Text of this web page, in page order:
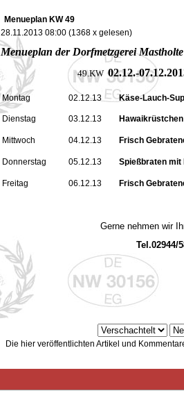
Menueplan KW 49
28.11.2013 08:00 (1368 x gelesen)
Menueplan der Dorfmetzgerei
49.KW02.12.-07
Montag 02.12.13 Käse-Lauch-
Dienstag 03.12.13 Hawaikrüstchen
Mittwoch 04.12.13 Frisch
Donnerstag 05.12.13 Spießbraten mit
Freitag 06.12.13 Frisch
Gerne nehmen wir Ihre
Tel.02944/58219 Fax-
Die hier veröffentlichten Artikel und